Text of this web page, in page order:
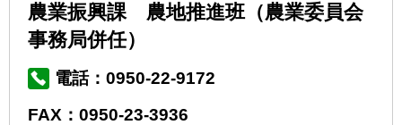
農業振興課 農地推進班（農業委員会
事務局併任）
電話：0950-22-9172
FAX：0950-23-3936